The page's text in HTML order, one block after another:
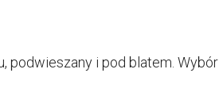
podwieszany i pod blatem. Wybór